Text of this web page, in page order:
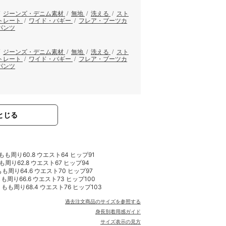
ジーンズ・デニム素材 / 無地 / 洗える / スト
レート
/ ワイド・バギー / フレア・ブーツカ
ンツ
ジーンズ・デニム素材 / 無地 / 洗える / スト
レート
/ ワイド・バギー / フレア・ブーツカ
ンツ
じる
も周り60.8 ウエスト64 ヒップ91
周り62.8 ウエスト67 ヒップ94
周り64.6 ウエスト70 ヒップ97
周り66.6 ウエスト73 ヒップ100
も周り68.4 ウエスト76 ヒップ103
過去注文商品のサイズを参照する
身長別着用感ガイド
サイズ表示の見方